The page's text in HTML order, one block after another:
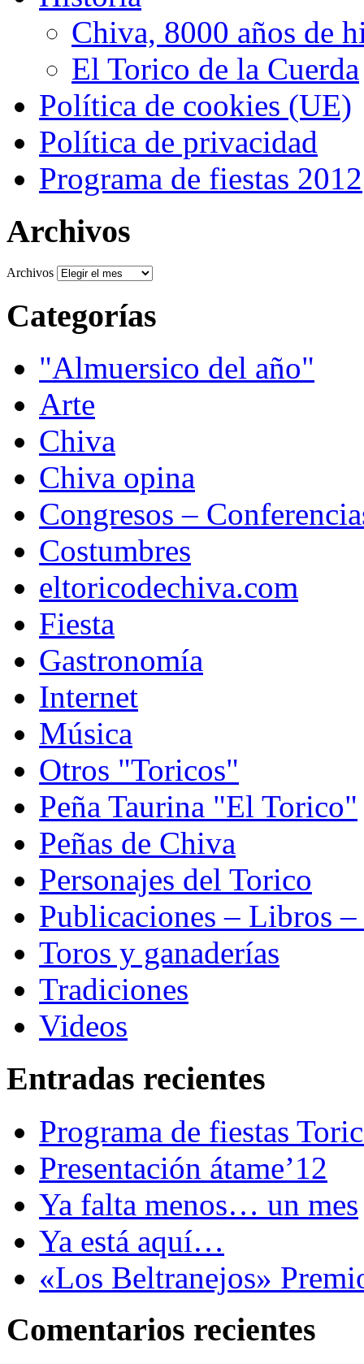
Chiva, 8000 años de
El Torico de la Cuerda
Política de cookies (UE)
Política de privacidad
Programa de fiestas 2012
Archivos
Archivos
Categorías
"Almuersico del año"
Arte
Chiva
Chiva opina
Congresos –
Costumbres
eltoricodechiva.com
Fiesta
Gastronomía
Internet
Música
Otros "Toricos"
Peña Taurina "El Torico"
Peñas de Chiva
Personajes del Torico
Publicaciones – Libros –
Toros y ganaderías
Tradiciones
Videos
Entradas recientes
Programa de fiestas
Presentación átame’12
Ya falta menos… un mes
Ya está aquí…
«Los Beltranejos»
Comentarios recientes